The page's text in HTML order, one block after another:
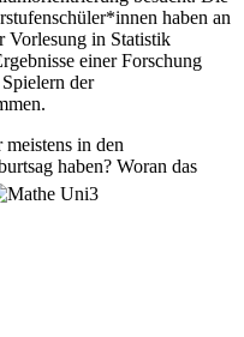
haben an
Vorlesung in Statistik
einer Forschung
der
meistens in den
haben? Woran das